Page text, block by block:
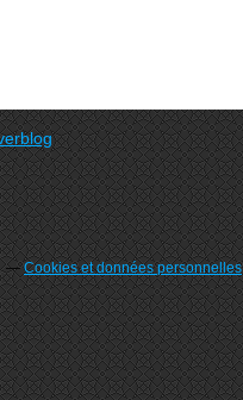
Cookies et données personnelles